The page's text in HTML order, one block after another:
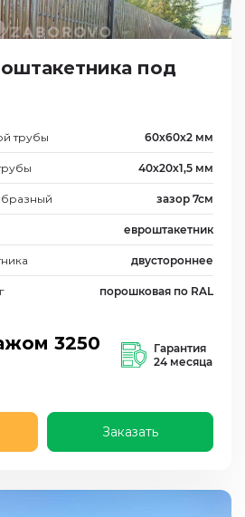
под
трубы 60х60х2 мм
40х20х1,5 мм
зазор 7см
евроштакетник
двустороннее
порошковая по RAL
3250
Гарантия
24 месяца
Заказать